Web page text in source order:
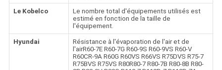
Le Kobelco
Le nombre total d'équipements utilisés est
estimé en fonction de la taille de
l'équipement.
Hyundai
Résistance à l'évaporation de l'air et de
l'airR60-7E R60-7G R60-9S R60-9VS R60-V
R60CR-9A R60G R60VS R66VS R75DVS R75-7
R75BVS R75VS R80R80-7 R80-7B R80-8B R80-